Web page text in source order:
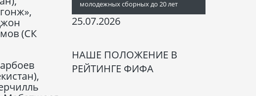
(СК
молодежных сборных до 20 лет
25.07.2026
НАШЕ ПОЛОЖЕНИЕ В
РЕЙТИНГЕ ФИФА